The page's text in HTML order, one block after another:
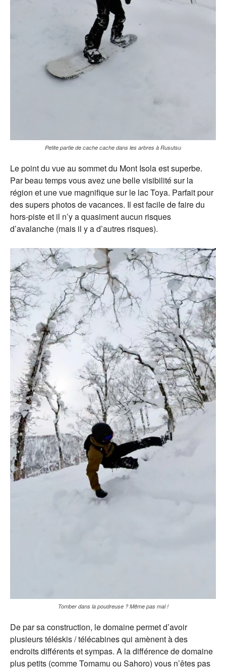
Petite partie de cache cache dans les arbres à Rusutsu
Le point du vue au sommet du Mont Isola est superbe.
Par beau temps vous avez une belle visibilité sur la
région et une vue magnifique sur le lac Toya. Parfait pour
des supers photos de vacances. Il est facile de faire du
hors-piste et il n’y a quasiment aucun risques
d’avalanche (mais il y a d’autres risques).
Tomber dans la poudreuse ? Même pas mal !
De par sa construction, le domaine permet d’avoir
plusieurs téléskis / télécabines qui amènent à des
endroits différents et sympas. A la différence de domaine
plus petits (comme Tomamu ou Sahoro) vous n’êtes pas